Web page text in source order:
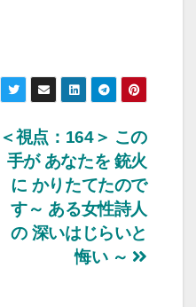
＜視点：164＞ この
手が あなたを 銃火
に かりたてたので
す～ ある女性詩人
の 深いはじらいと
悔い ～